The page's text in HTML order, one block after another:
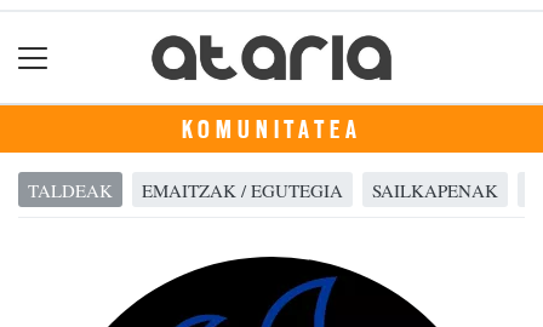
KOMUNITATEA
TALDEAK EMAITZAK / EGUTEGIA SAILKAPENAK